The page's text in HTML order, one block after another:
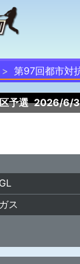
第97回都市対
予選 2026/6/3
ス